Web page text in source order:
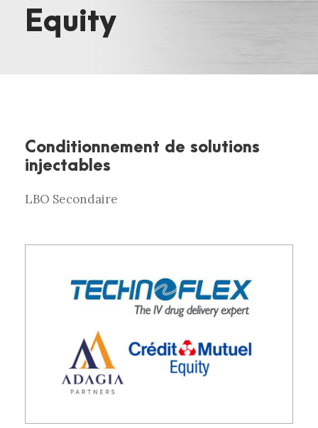
Equity
Conditionnement de solutions
injectables
LBO Secondaire